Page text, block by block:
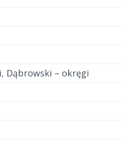
Dąbrowski – okręgi